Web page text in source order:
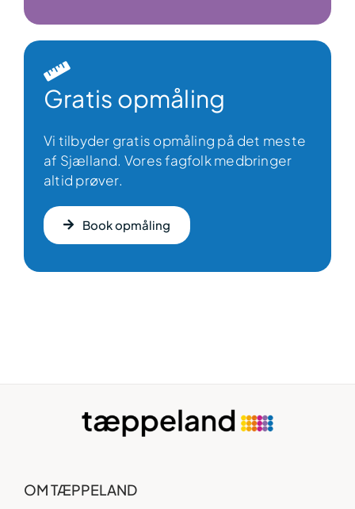
Gratis opmåling
Vi tilbyder gratis opmåling på det meste
af Sjælland. Vores fagfolk medbringer
altid prøver.
Book opmåling
OM TÆPPELAND